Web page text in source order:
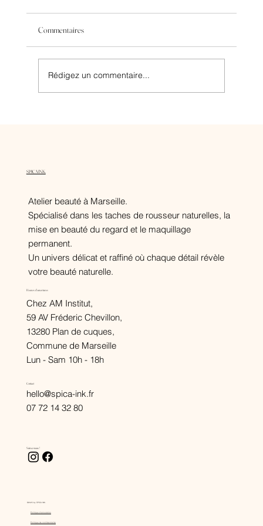
Commentaires
Rédigez un commentaire...
SPICA INK.
Atelier beauté à Marseille.
Spécialisé dans les taches de rousseur naturelles, la
mise en beauté du regard et le maquillage
permanent.
Un univers délicat et raffiné où chaque détail révèle
votre beauté naturelle.
Suivez-nous !
Contact
hello@spica-ink.fr
07 72 14 32 80
Heures d'ouvertures
Chez AM Institut,
59 AV Fréderic Chevillon,
13280 Plan de cuques,
Commune de Marseille
Lun - Sam 10h - 18h
©2025 by SPICA INK.
Politique d'annulation
Politique de confidentialité